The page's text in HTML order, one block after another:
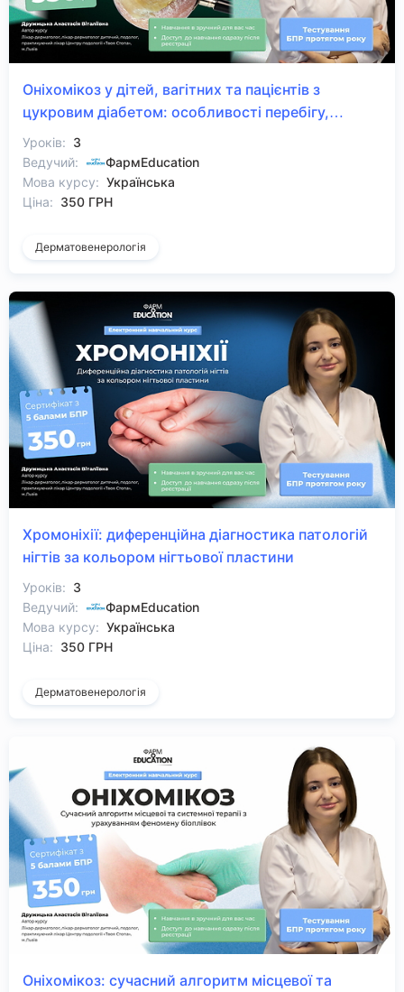
Оніхомікоз у дітей, вагітних та пацієнтів з
цукровим діабетом: особливості перебігу,
діагностичні труднощі та безпечні стратегії
лікування
Уроків: 3
Ведучий:
ФармEducation
Мова курсу: Українська
Ціна: 350 ГРН
Дерматовенерологія
Хромоніхії: диференційна діагностика патологій
нігтів за кольором нігтьової пластини
Уроків: 3
Ведучий:
ФармEducation
Мова курсу: Українська
Ціна: 350 ГРН
Дерматовенерологія
Оніхомікоз: сучасний алгоритм місцевої та